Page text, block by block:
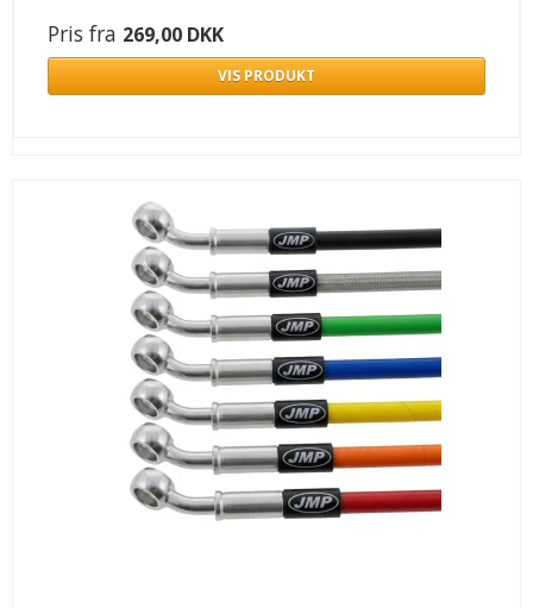
Pris fra 269,00 DKK
VIS PRODUKT